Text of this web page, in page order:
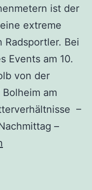
ist der
extreme
Radsportler. Bei
Events am 10.
von der
am
–
–